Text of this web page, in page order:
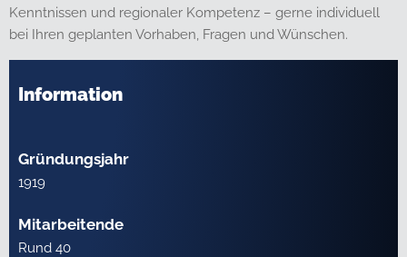
Kenntnissen und regionaler Kompetenz – gerne individuell
bei Ihren geplanten Vorhaben, Fragen und Wünschen.
Information
Gründungsjahr
1919
Mitarbeitende
Rund 40